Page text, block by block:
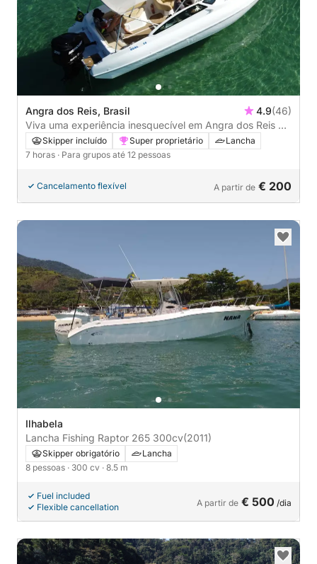
Angra dos Reis, Brasil 4.9(46)
Viva uma experiência inesquecível em Angra dos Reis a
bordo de uma lancha.
Skipper incluído Super proprietário
Lancha
7 horas · Para grupos até 12 pessoas
Cancelamento flexível A partir de € 200
Ilhabela
Lancha Fishing Raptor 265 300cv(2011)
Skipper obrigatório
Lancha
8 pessoas · 300 cv · 8.5 m
Fuel included
Flexible cancellation
A partir de € 500 /dia